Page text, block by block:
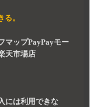
。
マップPayPayモー
天市場店
には利用できな